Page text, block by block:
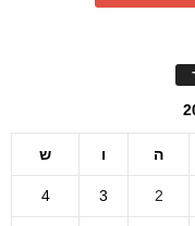
ה ו ש
2
3
4